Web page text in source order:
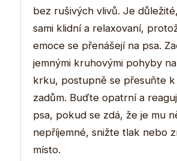
bez rušivých vlivů. Je
sami klidní a relaxovaní,
emoce se přenášejí na psa.
jemnými kruhovými pohyby
krku, postupně se přesuňte k
zadům. Buďte opatrní a
psa, pokud se zdá, že je mu
nepříjemné, snižte tlak nebo
místo.